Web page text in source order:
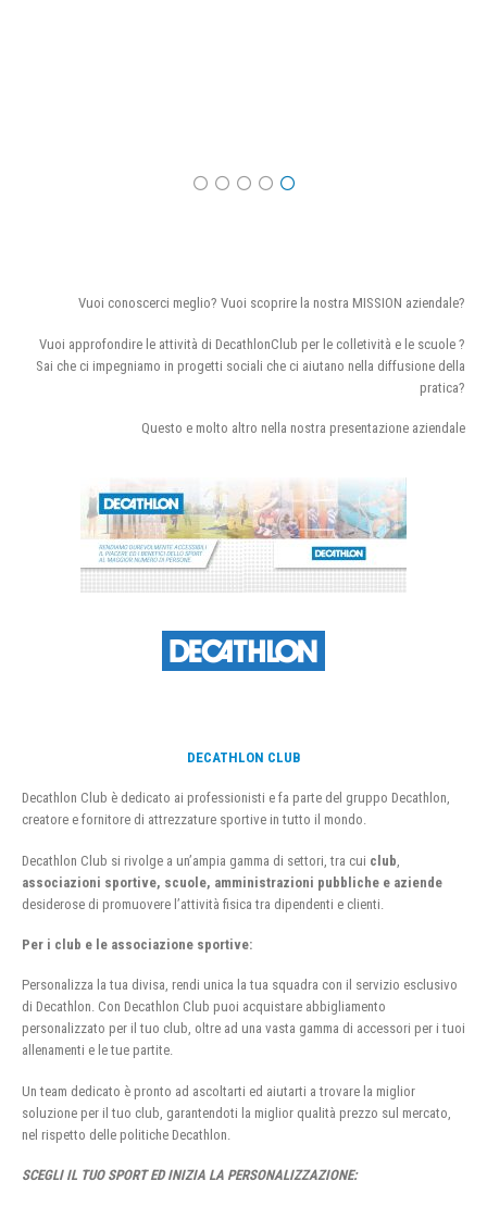
Vuoi conoscerci meglio? Vuoi scoprire la nostra MISSION aziendale?
Vuoi approfondire le attività di DecathlonClub per le colletività e le scuole ?
Sai che ci impegniamo in progetti sociali che ci aiutano nella diffusione della
pratica?
Questo e molto altro nella nostra presentazione aziendale
DECATHLON CLUB
Decathlon Club è dedicato ai professionisti e fa parte del gruppo Decathlon,
creatore e fornitore di attrezzature sportive in tutto il mondo.
Decathlon Club si rivolge a un’ampia gamma di settori, tra cui club
associazioni sportive, scuole, amministrazioni pubbliche e aziende
desiderose di promuovere l’attività fisica tra dipendenti e clienti.
Per i club e le associazione sportive:
Personalizza la tua divisa, rendi unica la tua squadra con il servizio esclusivo
di Decathlon. Con Decathlon Club puoi acquistare abbigliamento
personalizzato per il tuo club, oltre ad una vasta gamma di accessori per i tuoi
allenamenti e le tue partite.
Un team dedicato è pronto ad ascoltarti ed aiutarti a trovare la miglior
soluzione per il tuo club, garantendoti la miglior qualità prezzo sul mercato,
nel rispetto delle politiche Decathlon.
SCEGLI IL TUO SPORT ED INIZIA LA PERSONALIZZAZIONE: